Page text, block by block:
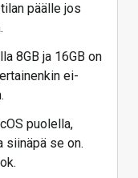
päälle jos
8GB ja 16GB on
ei-
puolella,
siinäpä se on.